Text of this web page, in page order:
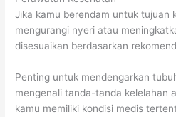
Jika kamu berendam untuk tujuan
mengurangi nyeri atau
disesuaikan berdasarkan
Penting untuk mendengarkan
mengenali tanda-tanda kelelahan
kamu memiliki kondisi medis